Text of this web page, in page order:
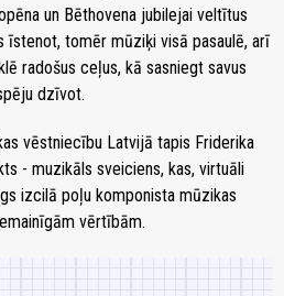
un Bēthovena jubilejai veltītus
īstenot, tomēr mūziķi visā pasaulē, arī
radošus ceļus, kā sasniegt savus
dzīvot.
vēstniecību Latvijā tapis Friderika
- muzikāls sveiciens, kas, virtuāli
izcilā poļu komponista mūzikas
vērtībām.